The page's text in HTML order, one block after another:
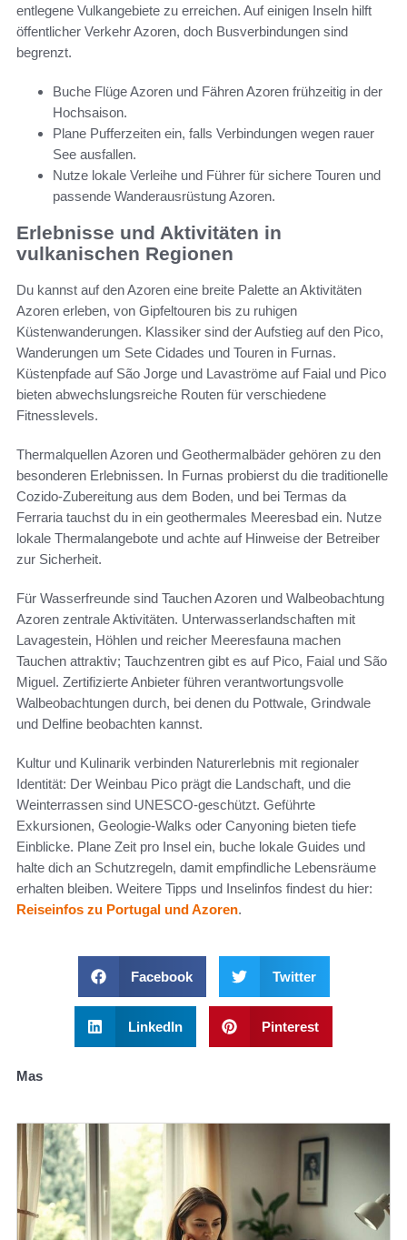
entlegene Vulkangebiete zu erreichen. Auf einigen Inseln hilft
öffentlicher Verkehr Azoren, doch Busverbindungen sind
begrenzt.
Buche Flüge Azoren und Fähren Azoren frühzeitig in der
Hochsaison.
Plane Pufferzeiten ein, falls Verbindungen wegen rauer
See ausfallen.
Nutze lokale Verleihe und Führer für sichere Touren und
passende Wanderausrüstung Azoren.
Erlebnisse und Aktivitäten in
vulkanischen Regionen
Du kannst auf den Azoren eine breite Palette an Aktivitäten
Azoren erleben, von Gipfeltouren bis zu ruhigen
Küstenwanderungen. Klassiker sind der Aufstieg auf den Pico,
Wanderungen um Sete Cidades und Touren in Furnas.
Küstenpfade auf São Jorge und Lavaströme auf Faial und Pico
bieten abwechslungsreiche Routen für verschiedene
Fitnesslevels.
Thermalquellen Azoren und Geothermalbäder gehören zu den
besonderen Erlebnissen. In Furnas probierst du die traditionelle
Cozido‑Zubereitung aus dem Boden, und bei Termas da
Ferraria tauchst du in ein geothermales Meeresbad ein. Nutze
lokale Thermalangebote und achte auf Hinweise der Betreiber
zur Sicherheit.
Für Wasserfreunde sind Tauchen Azoren und Walbeobachtung
Azoren zentrale Aktivitäten. Unterwasserlandschaften mit
Lavagestein, Höhlen und reicher Meeresfauna machen
Tauchen attraktiv; Tauchzentren gibt es auf Pico, Faial und São
Miguel. Zertifizierte Anbieter führen verantwortungsvolle
Walbeobachtungen durch, bei denen du Pottwale, Grindwale
und Delfine beobachten kannst.
Kultur und Kulinarik verbinden Naturerlebnis mit regionaler
Identität: Der Weinbau Pico prägt die Landschaft, und die
Weinterrassen sind UNESCO‑geschützt. Geführte
Exkursionen, Geologie‑Walks oder Canyoning bieten tiefe
Einblicke. Plane Zeit pro Insel ein, buche lokale Guides und
halte dich an Schutzregeln, damit empfindliche Lebensräume
erhalten bleiben. Weitere Tipps und Inselinfos findest du hier:
Reiseinfos zu Portugal und Azoren.
Facebook Twitter
LinkedIn Pinterest
Mas